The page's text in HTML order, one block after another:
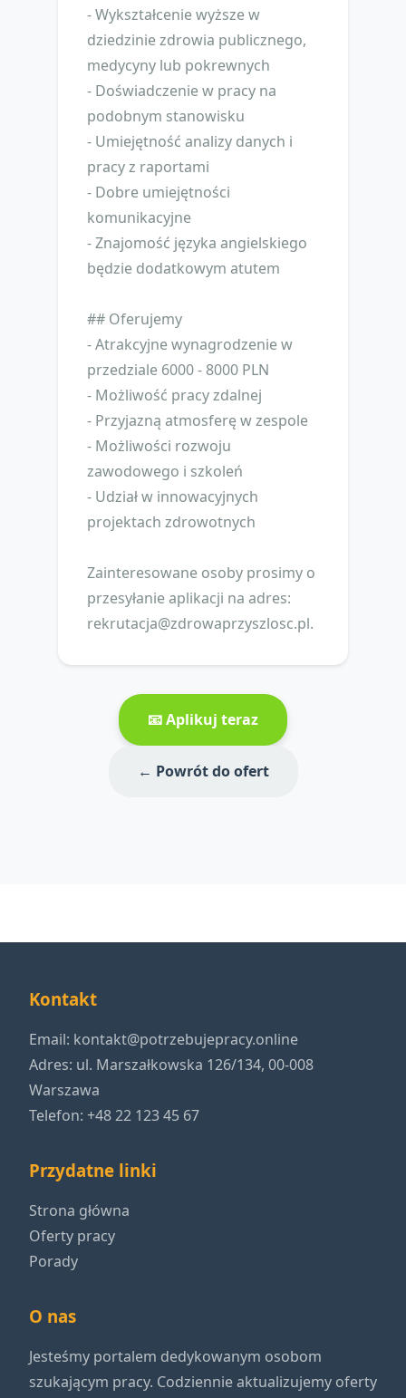
- Wykształcenie wyższe w
dziedzinie zdrowia publicznego,
medycyny lub pokrewnych
- Doświadczenie w pracy na
podobnym stanowisku
- Umiejętność analizy danych i
pracy z raportami
- Dobre umiejętności
komunikacyjne
- Znajomość języka angielskiego
będzie dodatkowym atutem
## Oferujemy
- Atrakcyjne wynagrodzenie w
przedziale 6000 - 8000 PLN
- Możliwość pracy zdalnej
- Przyjazną atmosferę w zespole
- Możliwości rozwoju
zawodowego i szkoleń
- Udział w innowacyjnych
projektach zdrowotnych
Zainteresowane osoby prosimy o
przesyłanie aplikacji na adres:
rekrutacja@zdrowaprzyszlosc.pl.
📧 Aplikuj teraz
← Powrót do ofert
Kontakt
Email: kontakt@potrzebujepracy.online
Adres: ul. Marszałkowska 126/134, 00-008
Warszawa
Telefon: +48 22 123 45 67
Przydatne linki
Strona główna
Oferty pracy
Porady
O nas
Jesteśmy portalem dedykowanym osobom
szukającym pracy. Codziennie aktualizujemy oferty